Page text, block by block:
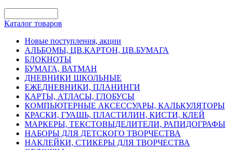
Каталог товаров
Новые поступления, акции
АЛЬБОМЫ, ЦВ.КАРТОН, ЦВ.БУМАГА
БЛОКНОТЫ
БУМАГА, ВАТМАН
ДНЕВНИКИ ШКОЛЬНЫЕ
ЕЖЕДНЕВНИКИ, ПЛАНИНГИ
КАРТЫ, АТЛАСЫ, ГЛОБУСЫ
КОМПЬЮТЕРНЫЕ АКСЕССУАРЫ, КАЛЬКУЛЯТОРЫ
КРАСКИ, ГУАШЬ, ПЛАСТИЛИН, КИСТИ, КЛЕЙ
МАРКЕРЫ, ТЕКСТОВЫДЕЛИТЕЛИ, РАПИДОГРАФЫ
НАБОРЫ ДЛЯ ДЕТСКОГО ТВОРЧЕСТВА
НАКЛЕЙКИ, СТИКЕРЫ ДЛЯ ТВОРЧЕСТВА